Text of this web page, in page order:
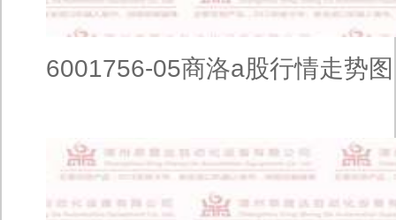
6001756-05商洛a股行情走势图